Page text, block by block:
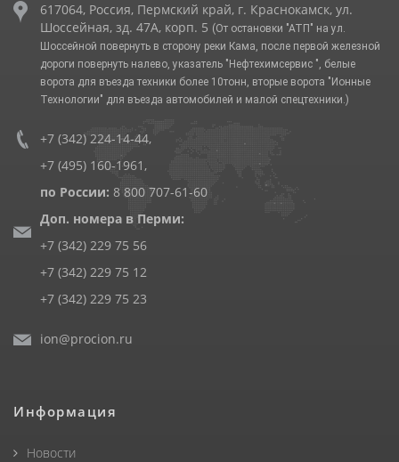
617064, Россия, Пермский край, г. Краснокамск, ул.
Шоссейная, зд. 47А, корп. 5 (От остановки "АТП" на ул.
Шоссейной повернуть в сторону реки Кама, после первой железной
дороги повернуть налево, указатель "Нефтехимсервис ", белые
ворота для въезда техники более 10тонн, вторые ворота "Ионные
Технологии" для въезда автомобилей и малой спецтехники.)
+7 (342) 224-14-44,
+7 (495) 160-1961 ,
по России: 8 800 707-61-60
Доп. номера в Перми:
+7 (342) 229 75 56
+7 (342) 229 75 12
+7 (342) 229 75 23
ion@procion.ru
Информация
Новости